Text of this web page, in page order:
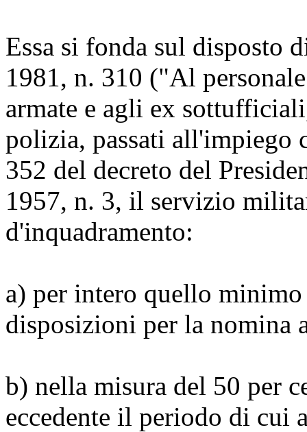
Essa si fonda sul disposto
1981, n. 310 ("Al
armate e agli ex
polizia, passati all'impiego
352 del decreto del
1957, n. 3, il servizio
d'inquadramento:
a) per intero quello
disposizioni per la nomina
b) nella misura del 50 per
eccedente il periodo di cui